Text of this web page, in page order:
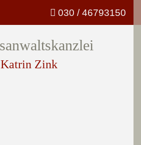
030 / 46793150
Katrin Zink